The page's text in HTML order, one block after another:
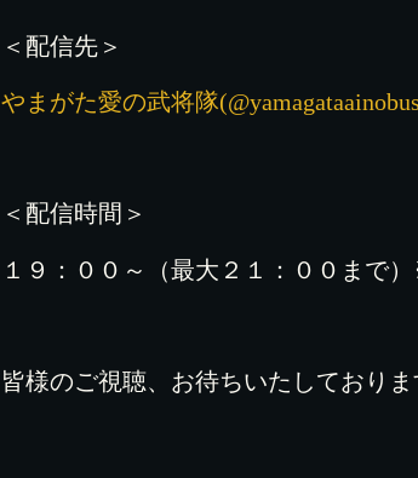
＜配信先＞
やまがた愛の武将隊
＜配信時間＞
１９：００～（最大２１：００まで
皆様のご視聴、お待ちいたしておりま